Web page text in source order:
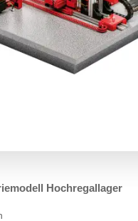
Hochregallager